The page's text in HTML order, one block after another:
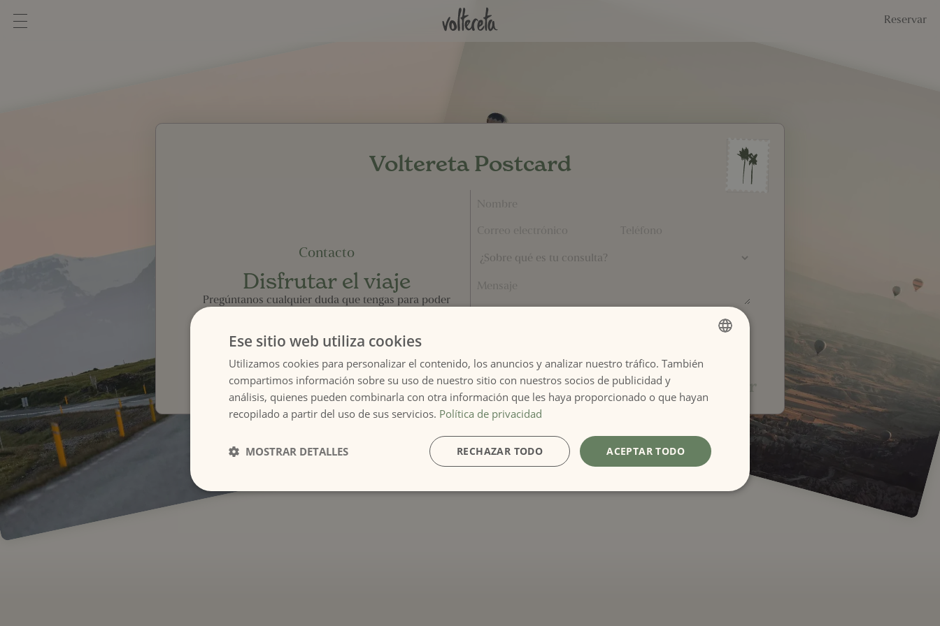
Reservar
Voltereta Postcard
Contacto
Disfrutar el viaje
Pregúntanos cualquier duda que tengas para poder
Portal facturas
Si tu consulta es sobre una reserva no olvides mencionar
comunicaciones comerciales.
SPANISH
Ese sitio web utiliza cookies
Utilizamos cookies para personalizar el contenido, los anuncios y analizar nuestro tráfico. También
compartimos información sobre su uso de nuestro sitio con nuestros socios de publicidad y
análisis, quienes pueden combinarla con otra información que les haya proporcionado o que hayan
recopilado a partir del uso de sus servicios. Política de privacidad
ACEPTAR TODO
RECHAZAR TODO
MOSTRAR DETALLES